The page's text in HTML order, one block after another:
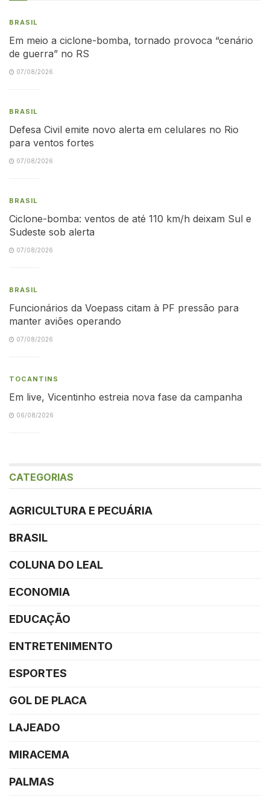
BRASIL
Em meio a ciclone-bomba, tornado provoca “cenário
de guerra” no RS
07/08/2026
BRASIL
Defesa Civil emite novo alerta em celulares no Rio
para ventos fortes
07/08/2026
BRASIL
Ciclone-bomba: ventos de até 110 km/h deixam Sul e
Sudeste sob alerta
07/08/2026
BRASIL
Funcionários da Voepass citam à PF pressão para
manter aviões operando
07/08/2026
TOCANTINS
Em live, Vicentinho estreia nova fase da campanha
06/08/2026
CATEGORIAS
AGRICULTURA E PECUÁRIA
BRASIL
COLUNA DO LEAL
ECONOMIA
EDUCAÇÃO
ENTRETENIMENTO
ESPORTES
GOL DE PLACA
LAJEADO
MIRACEMA
PALMAS